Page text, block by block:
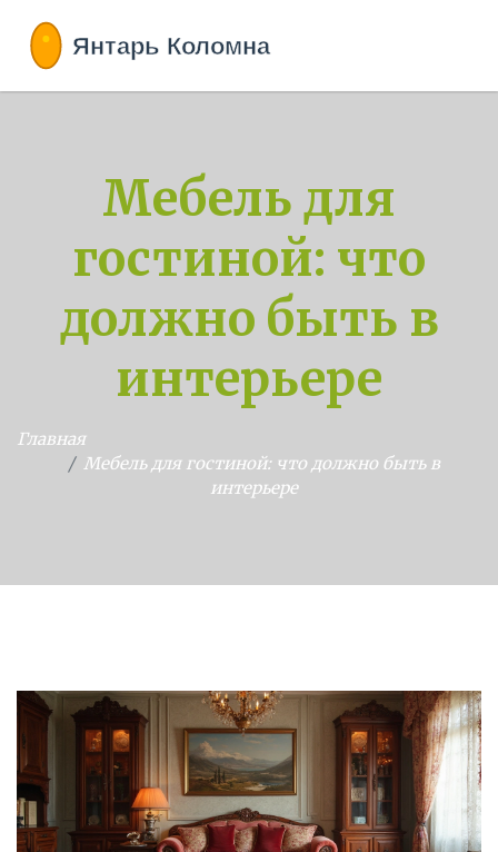
Мебель для
гостиной: что
должно быть в
интерьере
Главная
Мебель для гостиной: что должно быть в
интерьере